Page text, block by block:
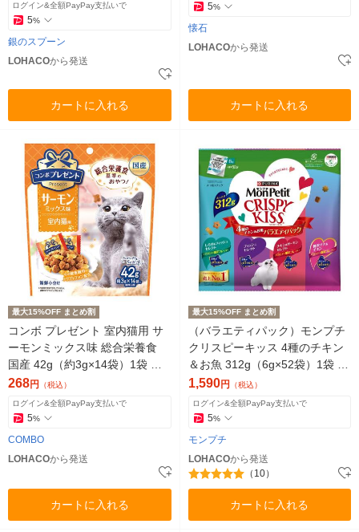
ログイン&全額PayPay支払いで
5%
銀のスプーン
LOHACOから発送
カートに入れる
5%
懐石
LOHACOから発送
カートに入れる
最大15%OFF まとめ割
コンボ プレゼント 室内猫用 サ
ーモンミックス味 総合栄養食
国産 42g（約3g×14袋）1袋 日
本ペットフード 猫用 おやつ
268円 （税込）
ログイン&全額PayPay支払いで
5%
COMBO
LOHACOから発送
カートに入れる
最大15%OFF まとめ割
（バラエティパック）モンプチ
クリスピーキッス 4種のチキン
＆お魚 312g（6g×52袋）1袋 大
容量 ネスレ日本 猫用 おやつ
1,590円 （税込）
ログイン&全額PayPay支払いで
5%
モンプチ
LOHACOから発送
（10）
カートに入れる